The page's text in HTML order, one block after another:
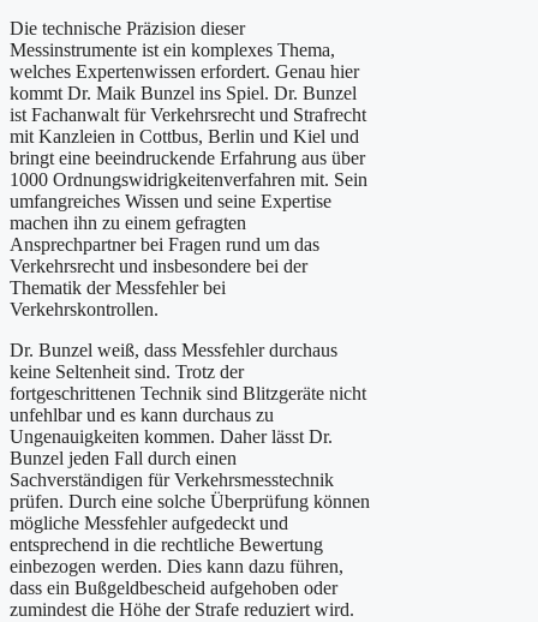
Die technische Präzision dieser
Messinstrumente ist ein komplexes Thema,
welches Expertenwissen erfordert. Genau hier
kommt Dr. Maik Bunzel ins Spiel. Dr. Bunzel
ist Fachanwalt für Verkehrsrecht und Strafrecht
mit Kanzleien in Cottbus, Berlin und Kiel und
bringt eine beeindruckende Erfahrung aus über
1000 Ordnungswidrigkeitenverfahren mit. Sein
umfangreiches Wissen und seine Expertise
machen ihn zu einem gefragten
Ansprechpartner bei Fragen rund um das
Verkehrsrecht und insbesondere bei der
Thematik der Messfehler bei
Verkehrskontrollen.
Dr. Bunzel weiß, dass Messfehler durchaus
keine Seltenheit sind. Trotz der
fortgeschrittenen Technik sind Blitzgeräte nicht
unfehlbar und es kann durchaus zu
Ungenauigkeiten kommen. Daher lässt Dr.
Bunzel jeden Fall durch einen
Sachverständigen für Verkehrsmesstechnik
prüfen. Durch eine solche Überprüfung können
mögliche Messfehler aufgedeckt und
entsprechend in die rechtliche Bewertung
einbezogen werden. Dies kann dazu führen,
dass ein Bußgeldbescheid aufgehoben oder
zumindest die Höhe der Strafe reduziert wird.